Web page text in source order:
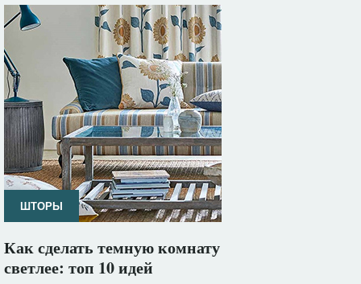
ШТОРЫ
Как сделать темную комнату
светлее: топ 10 идей